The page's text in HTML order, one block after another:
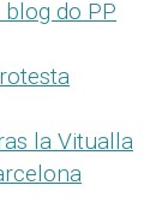
blog do PP
la Vitualla